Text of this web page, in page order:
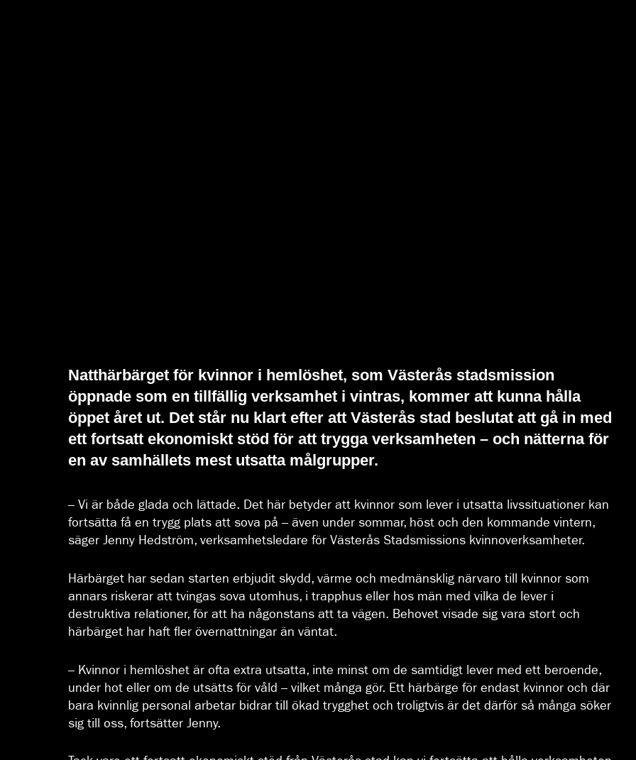
Natthärbärget för kvinnor i hemlöshet, som Västerås stadsmission
öppnade som en tillfällig verksamhet i vintras, kommer att kunna hålla
öppet året ut. Det står nu klart efter att Västerås stad beslutat att gå in med
ett fortsatt ekonomiskt stöd för att trygga verksamheten – och nätterna för
en av samhällets mest utsatta målgrupper.
– Vi är både glada och lättade. Det här betyder att kvinnor som lever i utsatta livssituationer kan
fortsätta få en trygg plats att sova på – även under sommar, höst och den kommande vintern,
säger Jenny Hedström, verksamhetsledare för Västerås Stadsmissions kvinnoverksamheter.
Härbärget har sedan starten erbjudit skydd, värme och medmänsklig närvaro till kvinnor som
annars riskerar att tvingas sova utomhus, i trapphus eller hos män med vilka de lever i
destruktiva relationer, för att ha någonstans att ta vägen. Behovet visade sig vara stort och
härbärget har haft fler övernattningar än väntat.
– Kvinnor i hemlöshet är ofta extra utsatta, inte minst om de samtidigt lever med ett beroende,
under hot eller om de utsätts för våld – vilket många gör. Ett härbärge för endast kvinnor och där
bara kvinnlig personal arbetar bidrar till ökad trygghet och troligtvis är det därför så många söker
sig till oss, fortsätter Jenny.